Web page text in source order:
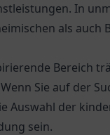
In
als auch
Bereich
Sie auf der
Auswahl der
sein.